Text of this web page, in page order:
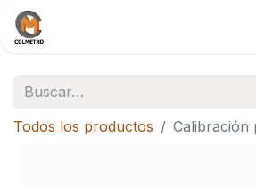
Todos los productos Calibración